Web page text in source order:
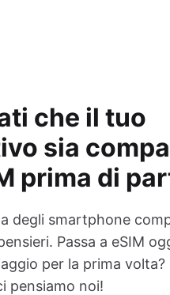
che il tuo
sia
prima di
degli smartphone
Passa a eSIM
per la prima volta?
pensiamo noi!